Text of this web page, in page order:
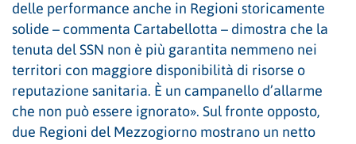
delle performance anche in Regioni storicamente
solide – commenta Cartabellotta – dimostra che la
tenuta del SSN non è più garantita nemmeno nei
territori con maggiore disponibilità di risorse o
reputazione sanitaria. È un campanello d’allarme
che non può essere ignorato». Sul fronte opposto,
due Regioni del Mezzogiorno mostrano un netto